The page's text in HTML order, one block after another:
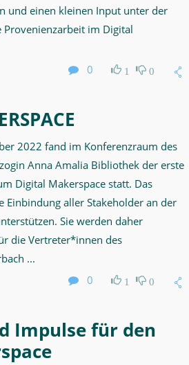
und einen kleinen Input unter der
im Digital
0
1 0
2022 fand im Konferenzraum des
Anna Amalia Bibliothek der erste
Digital Makerspace statt. Das
Einbindung aller Stakeholder an der
Sie werden daher
die Vertreter*innen des
...
0
1 0
Impulse für den